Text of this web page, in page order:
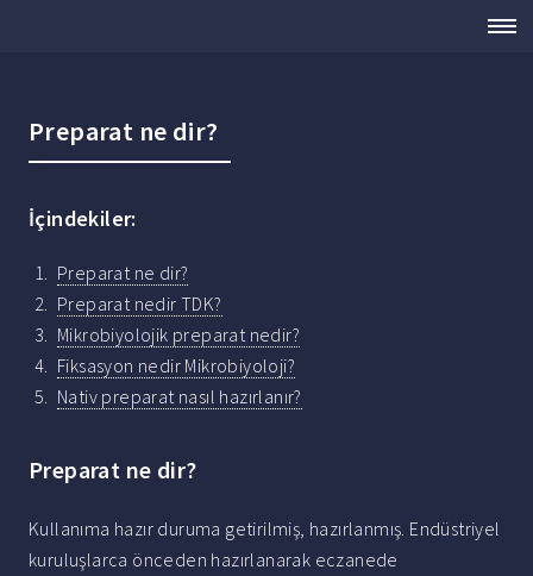
Preparat ne dir?
İçindekiler:
Preparat ne dir?
Preparat nedir TDK?
Mikrobiyolojik preparat nedir?
Fiksasyon nedir Mikrobiyoloji?
Nativ preparat nasıl hazırlanır?
Preparat ne dir?
Kullanıma hazır duruma getirilmiş, hazırlanmış. Endüstriyel
kuruluşlarca önceden hazırlanarak eczanede